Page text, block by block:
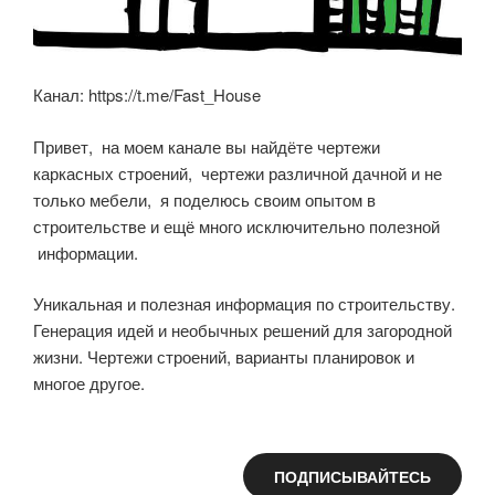
Канал: https://t.me/Fast_House
Привет, на моем канале вы найдёте чертежи
каркасных строений, чертежи различной дачной и не
только мебели, я поделюсь своим опытом в
строительстве и ещё много исключительно полезной
информации.
Уникальная и полезная информация по строительству.
Генерация идей и необычных решений для загородной
жизни. Чертежи строений, варианты планировок и
многое другое.
ПОДПИСЫВАЙТЕСЬ